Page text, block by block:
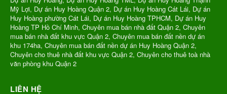
Mỹ Lợi, Dự án Huy Hoàng Quận 2, Dự án Huy Hoàng Cát Lái, Dự án
Huy Hoàng phường Cát Lái, Dự án Huy Hoàng TPHCM, Dự án Huy
Hoàng TP Hồ Chí Minh, Chuyên mua bán nhà đất Quận 2, Chuyên
mua bán nhà đất khu vực Quận 2, Chuyên mua bán đất nền dự án
khu 174ha, Chuyên mua bán đất nền dự án Huy Hoàng Quận 2,
Chuyên cho thuê nhà đất khu vực Quận 2, Chuyên cho thuê toà nhà
văn phòng khu Quận 2
LIÊN HỆ